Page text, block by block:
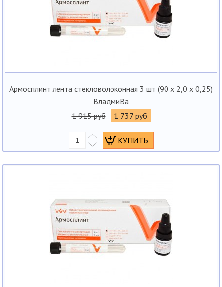
Армосплинт лента стекловолоконная 3 шт (90 х 2,0 х 0,25)
ВладмиВа
1 915 руб
1 737 руб